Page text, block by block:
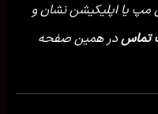
مپ یا اپلیکیشن نشان و
تماس در همین صفحه